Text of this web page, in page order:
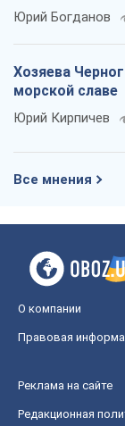
Юрий Богданов
Хозяева
морской славе
Юрий Кирпичев
Все мнения
О компании
Правовая
Реклама на сайте
Редакционная